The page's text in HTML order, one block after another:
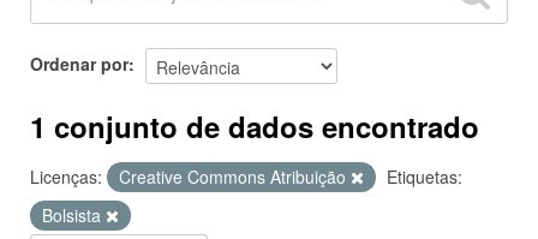
Ordenar por
1 conjunto de dados encontrado
Licenças: Creative Commons Atribuição
Etiquetas:
Bolsista